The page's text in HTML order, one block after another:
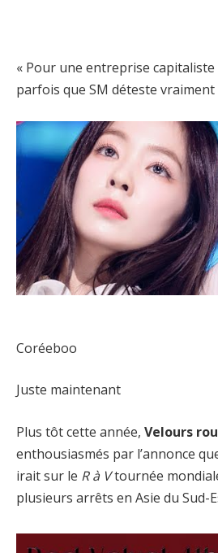
« Pour une entreprise
parfois que SM déteste vraiment
Coréeboo
Juste maintenant
Plus tôt cette année, Velours
enthousiasmés par l’annonce
irait sur le R à Vtournée
plusieurs arrêts en Asie du Sud-